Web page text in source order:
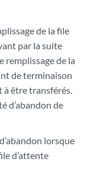
de la file
par la suite
remplissage de la
de terminaison
à être transférés.
d’abandon de
lorsque
d’attente